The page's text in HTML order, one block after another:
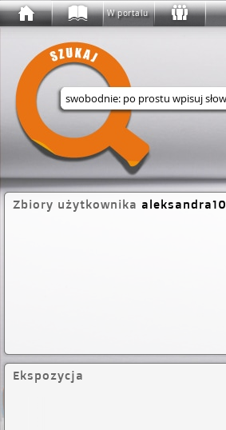
W portalu
Wyszukaj w serwisie
Zbiory użytkownika aleksandra10
Ekspozycja